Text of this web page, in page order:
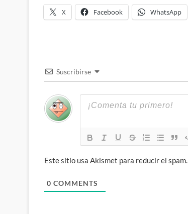
X Facebook WhatsApp
Suscribirse
Este sitio usa Akismet para reducir el spam.
0 COMMENTS